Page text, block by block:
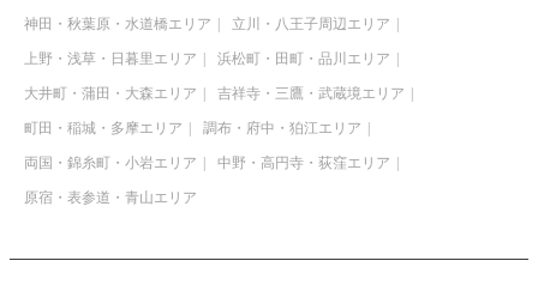
神田・秋葉原・水道橋エリア 立川・八王子周辺エリア
上野・浅草・日暮里エリア 浜松町・田町・品川エリア
大井町・蒲田・大森エリア 吉祥寺・三鷹・武蔵境エリア
町田・稲城・多摩エリア 調布・府中・狛江エリア
両国・錦糸町・小岩エリア 中野・高円寺・荻窪エリア
原宿・表参道・青山エリア